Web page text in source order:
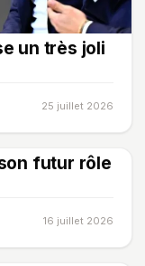
un très joli
25 juillet 2026
futur rôle
16 juillet 2026